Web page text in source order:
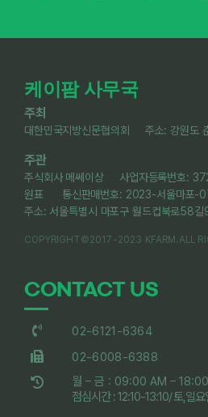
케이팜 사무국
주최
대한민국지방신문협의회 주소: 강원도
주관
주식회사 메쎄이상 사업자등록번호:
원표 통신판매번호: 2023-서울마포-
주소: 서울특별시 마포구 월드컵북로58길
COPYRIGHT©2017-2023 KFARM.ALL
CONTACT US
02-6121-6364
02-6008-6388
월 – 금 : 09:00 AM –
점심시간 : 12:10-13:10/ 토,일